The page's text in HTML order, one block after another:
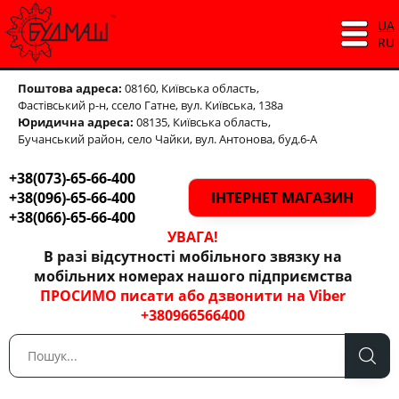
Поштова адреса: 08160, Київська область,
Фастівський р-н,ссело Гатне, вул. Київська, 138а
Юридична адреса: 08135, Київська область,
Бучанський район, село Чайки, вул. Антонова, буд.6-А
+38(073)-65-66-400
+38(096)-65-66-400
+38(066)-65-66-400
ІНТЕРНЕТ МАГАЗИН
УВАГА!
В разі відсутності мобільного звязку на
мобільних номерах нашого підприємства
ПРОСИМО писати або дзвонити на Viber
+380966566400
UA
RU